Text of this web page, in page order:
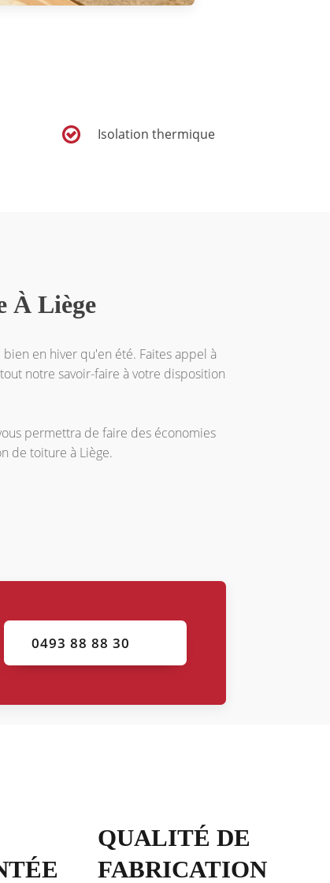
Isolation thermique
À Liège
en hiver qu'en été. Faites appel à
notre savoir-faire à votre disposition
permettra de faire des économies
de toiture à Liège.
0493 88 88 30
QUALITÉ DE
FABRICATION